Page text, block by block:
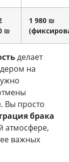
₪
1 980 ₪
делает
на
Вы просто
брака
атмосфере,
важных